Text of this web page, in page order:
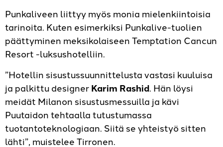
Punkaliveen liittyy myös monia mielenkiintoisia
tarinoita. Kuten esimerkiksi Punkalive-tuolien
päättyminen meksikolaiseen Temptation Cancun
Resort -luksushotelliin.
”Hotellin sisustussuunnittelusta vastasi kuuluisa
ja palkittu designerKarim Rashid. Hän löysi
meidät Milanon sisustusmessuilla ja kävi
Puutaidon tehtaalla tutustumassa
tuotantoteknologiaan. Siitä se yhteistyö sitten
lähti”, muistelee Tirronen.